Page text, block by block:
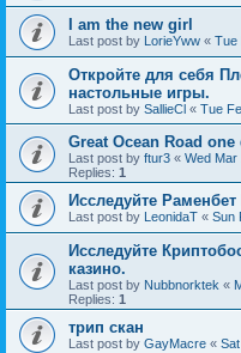
I am the new girl
Last post by LorieYww « Tue
Откройте для себя
настольные игры.
Last post by SallieCl « Tue
Great Ocean Road
Last post by ftur3 « Wed Mar
Replies: 1
Исследуйте
Last post by LeonidaT « Sun
Исследуйте
казино.
Last post by Nubbnorktek «
Replies: 1
трип скан
Last post by GayMacre «